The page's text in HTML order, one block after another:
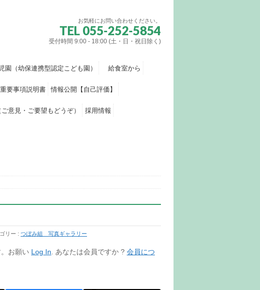
お気軽にお問い合わせください。
TEL 055-252-5854
受付時間 9:00 - 18:00 (土・日・祝日除く)
園（幼保連携型認定こども園） 給食室から
重要事項説明書 情報公開【自己評価】
意見・ご要望もどうぞ） 採用情報
リー : つぼみ組 写真ギャラリー
お願い Log In . あなたは会員ですか ? 会員につ